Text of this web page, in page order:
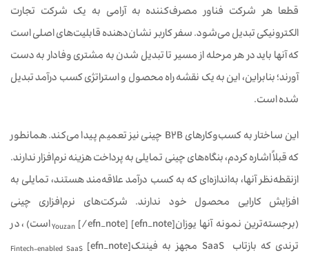
قطعا هر شرکت فناور مصرف‌کننده به آرامی به یک شرکت تجارت
الکترونیکی تبدیل می‌شود. سفر کاربر نشان‌دهنده قابلیت‌های اصلی است
که آنها باید در هر مرحله از مسیر تا تبدیل شدن به مشتری وفادار به دست
آورند؛ بنابراین، این به یک نقشه راه محصول و استراتژی کسب درآمد تبدیل
شده است.
این ساختار به کسب‌وکارهای B2B چینی نیز تعمیم پیدا می‌کند. همانطور
که قبلاً اشاره کردم، بنگاه‌های چینی تمایلی به پرداخت هزینه نرم‌افزار ندارند.
ازنقطه‌نظر آنها، به‌اندازه‌ای که به کسب درآمد علاقه‌مند هستند، تمایلی به
افزایش کارایی محصول خود ندارند. شرکت‌های نرم‌افزاری چینی
(برجسته‌ترین نمونه آنها یوزان[efn_note]
Youzan[/efn_note] است)، در
ترندی که بازتاب SaaS مجهز به فینتک[efn_note]
Fintech-enabled SaaS